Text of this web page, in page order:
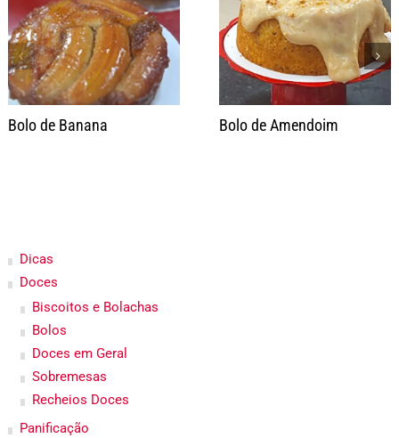
Bolo de Banana Bolo de Amendoim
Dicas
Doces
Biscoitos e Bolachas
Bolos
Doces em Geral
Sobremesas
Recheios Doces
Panificação